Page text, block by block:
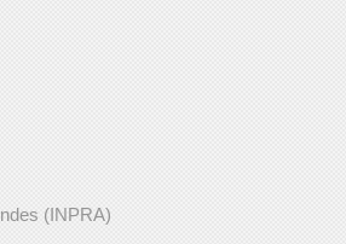
(INPRA)